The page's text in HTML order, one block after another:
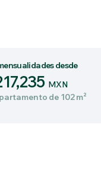
desde
MXN
de 102 m²